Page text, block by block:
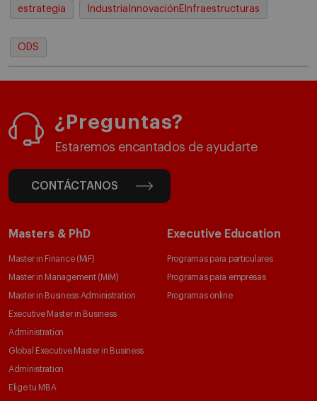
estrategia IndustriaInnovaciónEInfraestructuras
ODS
¿Preguntas?
Estaremos encantados de ayudarte
CONTÁCTANOS
Masters & PhD
Master in Finance (MiF)
Master in Management (MiM)
Master in Business Administration
Executive Master in Business
Administration
Global Executive Master in Business
Administration
Elige tu MBA
Executive Education
Programas para particulares
Programas para empresas
Programas online